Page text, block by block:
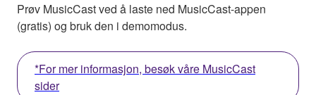
Prøv MusicCast ved å laste ned MusicCast-appen
(gratis) og bruk den i demomodus.
*For mer informasjon, besøk våre MusicCast
sider